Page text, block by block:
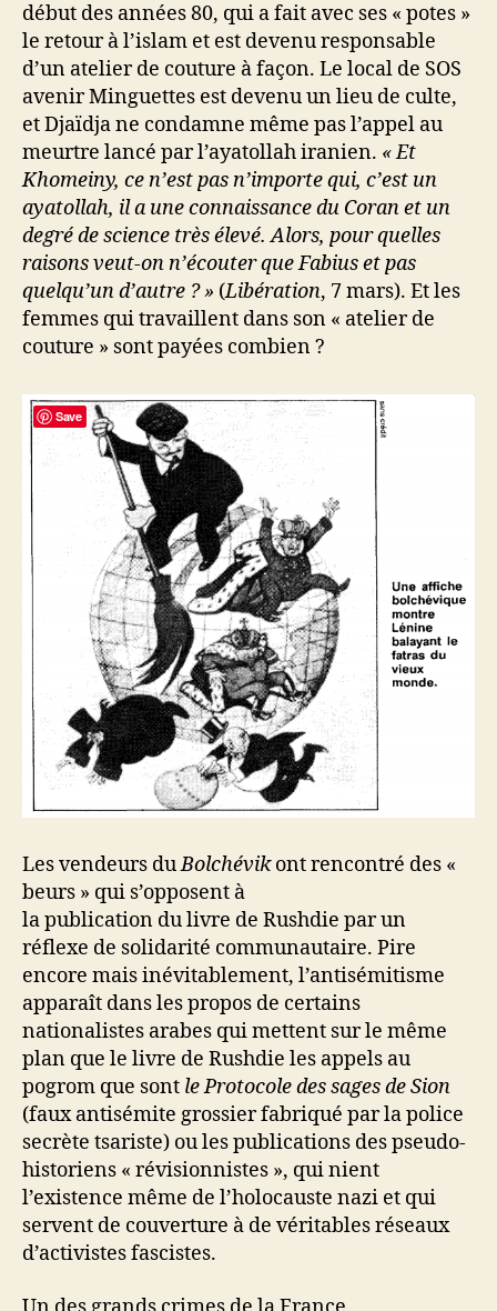
début des années 80, qui a fait avec ses « potes »
le retour à l’islam et est devenu responsable
d’un atelier de couture à façon. Le local de SOS
avenir Minguettes est devenu un lieu de culte,
et Djaïdja ne condamne même pas l’appel au
meurtre lancé par l’ayatollah iranien. « Et
Khomeiny, ce n’est pas n’importe qui, c’est un
ayatollah, il a une connaissance du Coran et un
degré de science très élevé. Alors, pour quelles
raisons veut-on n’écouter que Fabius et pas
quelqu’un d’autre ? » (Libération, 7 mars). Et les
femmes qui travaillent dans son « atelier de
couture » sont payées combien ?
Les vendeurs duBolchévikont rencontré des «
beurs » qui s’opposent à
la publication du livre de Rushdie par un
réflexe de solidarité communautaire. Pire
encore mais inévitablement, l’antisémitisme
apparaît dans les propos de certains
nationalistes arabes qui mettent sur le même
plan que le livre de Rushdie les appels au
pogrom que sont le Protocole des sages de Sion
(faux antisémite grossier fabriqué par la police
secrète tsariste) ou les publications des pseudo-
historiens « révisionnistes », qui nient
l’existence même de l’holocauste nazi et qui
servent de couverture à de véritables réseaux
d’activistes fascistes.
Save